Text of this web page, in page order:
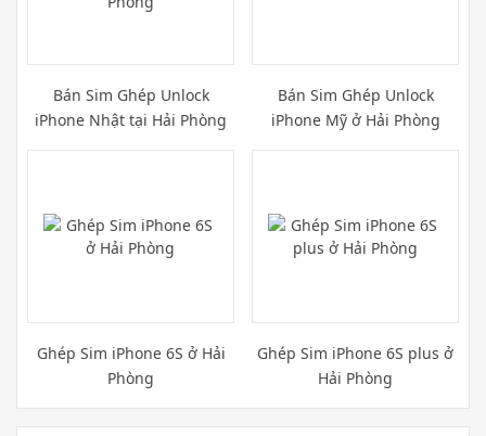
Bán Sim Ghép Unlock
iPhone Nhật tại Hải Phòng
Bán Sim Ghép Unlock
iPhone Mỹ ở Hải Phòng
Ghép Sim iPhone 6S ở Hải
Phòng
Ghép Sim iPhone 6S plus ở
Hải Phòng